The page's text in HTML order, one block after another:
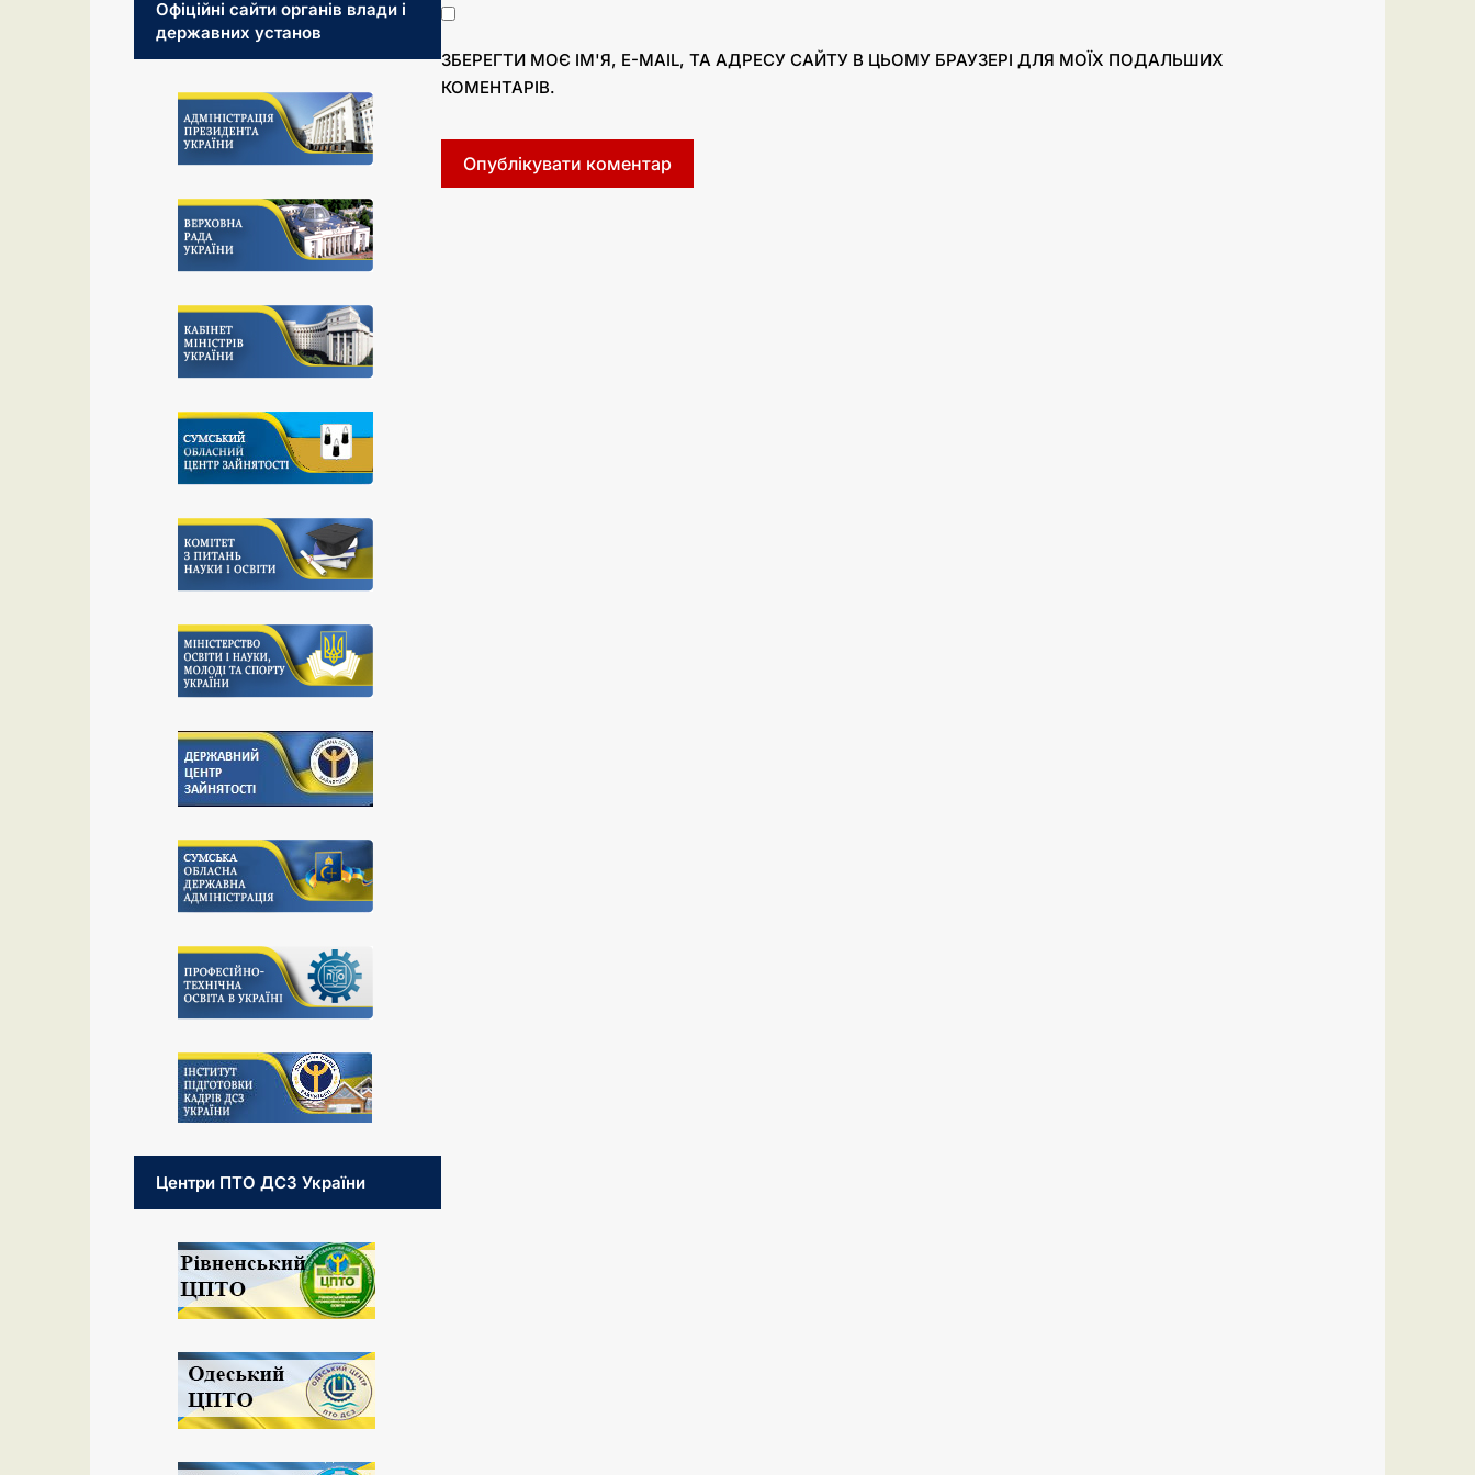
ЗБЕРЕГТИ МОЄ ІМ'Я, E-MAIL, ТА АДРЕСУ САЙТУ В ЦЬОМУ БРАУЗЕРІ ДЛЯ МОЇХ ПОДАЛЬШИХ
КОМЕНТАРІВ.
Офіційні сайти органів влади і
державних установ
Центри ПТО ДСЗ України